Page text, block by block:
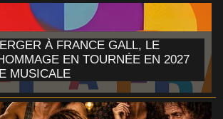
À FRANCE GALL, LE
EN TOURNÉE EN 2027
MUSICALE